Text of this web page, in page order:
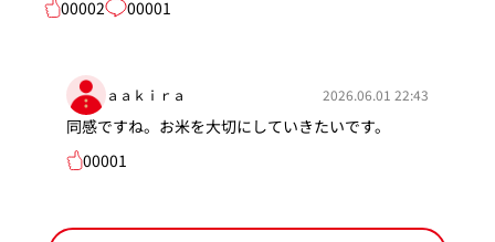
00002
00001
ａａｋｉｒａ 2026.06.01 22:43
同感ですね。お米を大切にしていきたいです。
00001